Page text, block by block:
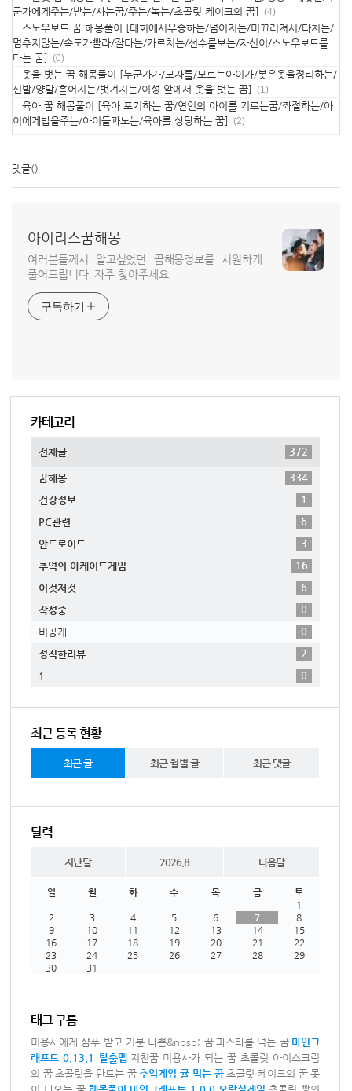
군가에게주는/받는/사는꿈/주는/녹는/초콜릿 케이크의 꿈] (4)
스노우보드 꿈 해몽풀이 [대회에서우승하는/넘어지는/미끄러져서/다치는/
멈추지않는/속도가빨라/잘타는/가르치는/선수를보는/자신이/스노우보드를
타는 꿈] (0)
옷을 벗는 꿈 해몽풀이 [누군가가/모자를/모르는아이가/봇은옷을정리하는/
신발/양말/흩어지는/벗겨지는/이성 앞에서 옷을 벗는 꿈] (1)
육아 꿈 해몽풀이 [육아 포기하는 꿈/연인의 아이를 기르는꿈/좌절하는/아
이에게밥을주는/아이들과노는/육아를 상당하는 꿈] (2)
댓글()
아이리스꿈해몽
여러분들께서 알고싶었던 꿈해몽정보를 시원하게
풀어드립니다. 자주 찾아주세요.
구독하기
카테고리
전체글 372
꿈해몽
334
건강정보
1
PC관련
6
안드로이드
3
추억의 아케이드게임
16
이것저것
6
작성중
0
비공개
0
정직한리뷰
2
1
0
최근 등록 현황
최근 글 최근 월별 글 최근 댓글
달력
지난달 2026.8 다음달
일 월 화 수 목 금
토
1
2
3 4 5 6 7
8
9
10 11 12 13 14
15
16
17 18 19 20 21
22
23
24 25 26 27 28
29
30
31
태그 구름
미용사에게 샴푸 받고 기분 나쁜&nbsp; 꿈 파스타를 먹는 꿈 마인크
래프트 0.13.1 탈출맵 지친꿈 미용사가 되는 꿈 초콜릿 아이스크림
의 꿈 초콜릿을 만드는 꿈 추억게임 귤 먹는 꿈 초콜릿 케이크의 꿈 못